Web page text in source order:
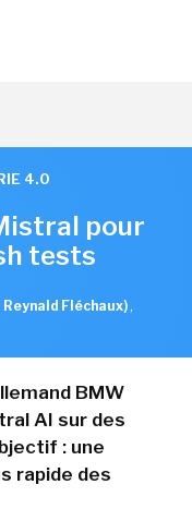
4.0
pour
tests
Fléchaux) ,
BMW
AI sur des
: une
rapide des